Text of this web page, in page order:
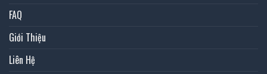
FAQ
Giới Thiệu
Liên Hệ